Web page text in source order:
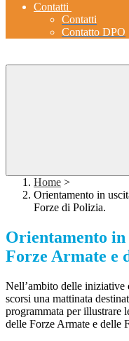
Contatti
Contatti
Contatto DPO
Home >
Orientamento in
Forze di Polizia.
Orientamento in
Forze Armate e
Nell’ambito delle iniziative
scorsi una mattinata
programmata per illustrare
delle Forze Armate e delle